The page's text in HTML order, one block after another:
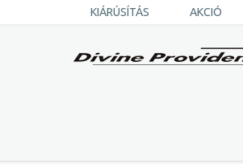
KIÁRÚSÍTÁS AKCIÓ